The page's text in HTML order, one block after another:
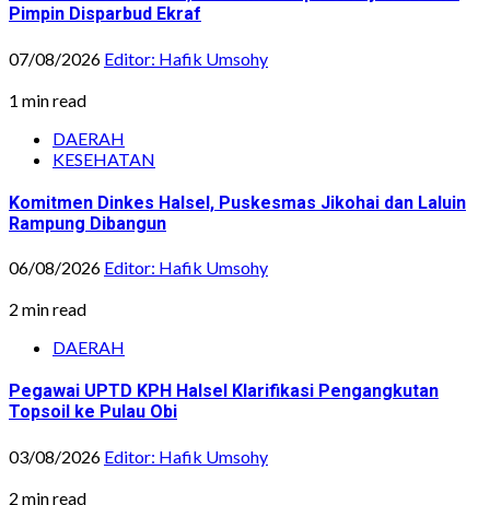
Pimpin Disparbud Ekraf
07/08/2026 Editor: Hafik Umsohy
1 min read
DAERAH
KESEHATAN
Komitmen Dinkes Halsel, Puskesmas Jikohai dan Laluin
Rampung Dibangun
06/08/2026 Editor: Hafik Umsohy
2 min read
DAERAH
Pegawai UPTD KPH Halsel Klarifikasi Pengangkutan
Topsoil ke Pulau Obi
03/08/2026 Editor: Hafik Umsohy
2 min read